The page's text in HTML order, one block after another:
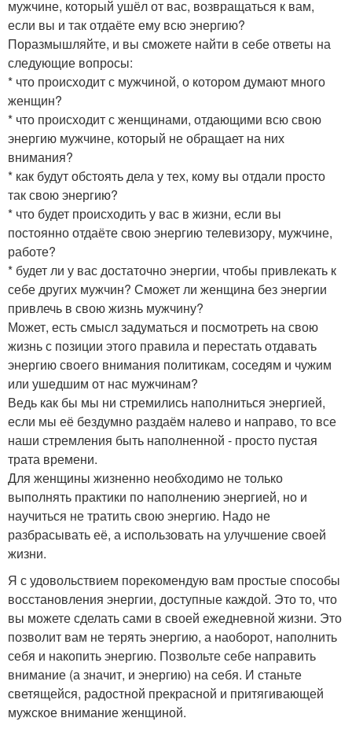
мужчине, который ушёл от вас, возвращаться к вам,
если вы и так отдаёте ему всю энергию?
Поразмышляйте, и вы сможете найти в себе ответы на
следующие вопросы:
* что происходит с мужчиной, о котором думают много
женщин?
* что происходит с женщинами, отдающими всю свою
энергию мужчине, который не обращает на них
внимания?
* как будут обстоять дела у тех, кому вы отдали просто
так свою энергию?
* что будет происходить у вас в жизни, если вы
постоянно отдаёте свою энергию телевизору, мужчине,
работе?
* будет ли у вас достаточно энергии, чтобы привлекать к
себе других мужчин? Сможет ли женщина без энергии
привлечь в свою жизнь мужчину?
Может, есть смысл задуматься и посмотреть на свою
жизнь с позиции этого правила и перестать отдавать
энергию своего внимания политикам, соседям и чужим
или ушедшим от нас мужчинам?
Ведь как бы мы ни стремились наполниться энергией,
если мы её бездумно раздаём налево и направо, то все
наши стремления быть наполненной - просто пустая
трата времени.
Для женщины жизненно необходимо не только
выполнять практики по наполнению энергией, но и
научиться не тратить свою энергию. Надо не
разбрасывать её, а использовать на улучшение своей
жизни.
Я с удовольствием порекомендую вам простые способы
восстановления энергии, доступные каждой. Это то, что
вы можете сделать сами в своей ежедневной жизни. Это
позволит вам не терять энергию, а наоборот, наполнить
себя и накопить энергию. Позвольте себе направить
внимание (а значит, и энергию) на себя. И станьте
светящейся, радостной прекрасной и притягивающей
мужское внимание женщиной.